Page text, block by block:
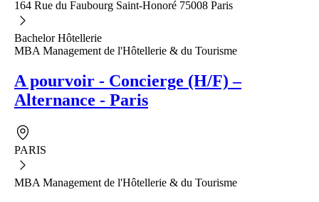
164 Rue du Faubourg Saint-Honoré 75008 Paris
Bachelor Hôtellerie
MBA Management de l'Hôtellerie & du Tourisme
A pourvoir - Concierge (H/F) –
Alternance - Paris
PARIS
MBA Management de l'Hôtellerie & du Tourisme